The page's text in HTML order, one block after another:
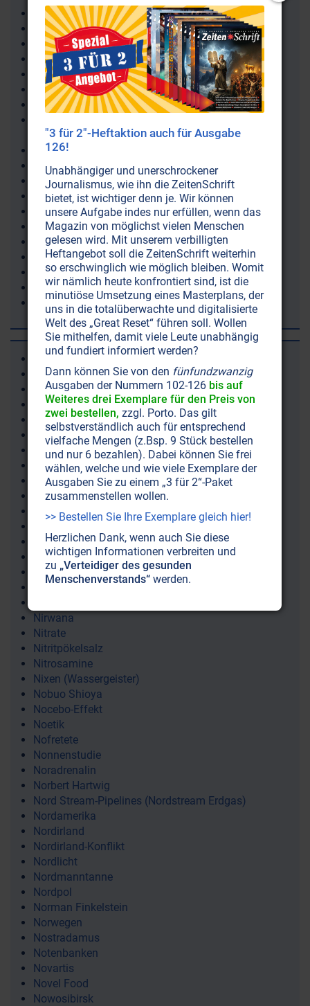
Neue Seidenstraße (Belt and Road Initiative BRI)
Neue Weltordnung (New World Order NWO)
Neues Testament
Neues Zeitalter
Neuralink (Elon Musk)
Neuro-Linguistisches Programmieren
Neurocoaching
(Neuroinflammation)
Neurodermitis
Neurogenese
Neurologie
Neuropathie
Neurophone
Neurosen
Neurotoxizität (Nervenschäden)
Neurotransmitter
Neurowissenschaft
Neuschwabenland
New Age
New Explorer Society
Neways
NewsGuard (Internetfilter)
NGOs Nichtregierungsorganisationen
Nibiru (Neiberau), Planet X
Nichtjuden
Nichtraucherpille
Nick Begich
Nicolas Hulscher (Metastudie Corona-Autopsien)
Nicole Herout
Nicole LePera
Nikola Tesla
Nikolai Morosow
Nikotin
Nildelta
Nirwana
Nitrate
Nitritpökelsalz
Nitrosamine
Nixen (Wassergeister)
Nobuo Shioya
Nocebo-Effekt
Noetik
Nofretete
Nonnenstudie
Noradrenalin
Norbert Hartwig
Nord Stream-Pipelines (Nordstream Erdgas)
Nordamerika
Nordirland
Nordirland-Konflikt
Nordlicht
Nordmanntanne
Nordpol
Norman Finkelstein
Norwegen
Nostradamus
Notenbanken
Novartis
Novel Food
Nowosibirsk
"3 für 2"-Heftaktion auch für Ausgabe
126!
Unabhängiger und unerschrockener
Journalismus, wie ihn die ZeitenSchrift
bietet, ist wichtiger denn je. Wir können
unsere Aufgabe indes nur erfüllen, wenn das
Magazin von möglichst vielen Menschen
gelesen wird. Mit unserem verbilligten
Heftangebot soll die ZeitenSchrift weiterhin
so erschwinglich wie möglich bleiben. Womit
wir nämlich heute konfrontiert sind, ist die
minutiöse Umsetzung eines Masterplans, der
uns in die totalüberwachte und digitalisierte
Welt des „Great Reset“ führen soll. Wollen
Sie mithelfen, damit viele Leute unabhängig
und fundiert informiert werden?
Dann können Sie von den fünfundzwanzig
Ausgaben der Nummern 102-126 bis auf
Weiteres drei Exemplare für den Preis von
zwei bestellen, zzgl. Porto. Das gilt
selbstverständlich auch für entsprechend
vielfache Mengen (z.Bsp. 9 Stück bestellen
und nur 6 bezahlen). Dabei können Sie frei
wählen, welche und wie viele Exemplare der
Ausgaben Sie zu einem „3 für 2“-Paket
zusammenstellen wollen.
>> Bestellen Sie Ihre Exemplare gleich hier!
Herzlichen Dank, wenn auch Sie diese
wichtigen Informationen verbreiten und
zu „Verteidiger des gesunden
Menschenverstands“ werden.